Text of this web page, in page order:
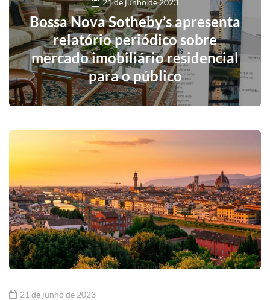
21 de junho de 2023
Bossa Nova Sotheby’s apresenta
relatório periódico sobre
mercado imobiliário residencial
para o público
21 de junho de 2023